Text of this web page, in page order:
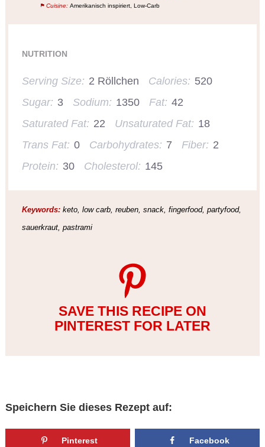
Cuisine: Amerikanisch inspiriert, Low-Carb
NUTRITION
Serving Size: 2 Röllchen Calories: 520
Sugar: 3 Sodium: 1350 Fat: 42
Saturated Fat: 22 Unsaturated Fat: 18
Trans Fat: 0 Carbohydrates: 7 Fiber: 2
Protein: 30 Cholesterol: 145
Keywords:keto, low carb, reuben, snack, fingerfood, partyfood,
sauerkraut, pastrami
SAVE THIS RECIPE ON
PINTEREST FOR LATER
Speichern Sie dieses Rezept auf:
Pinterest Facebook